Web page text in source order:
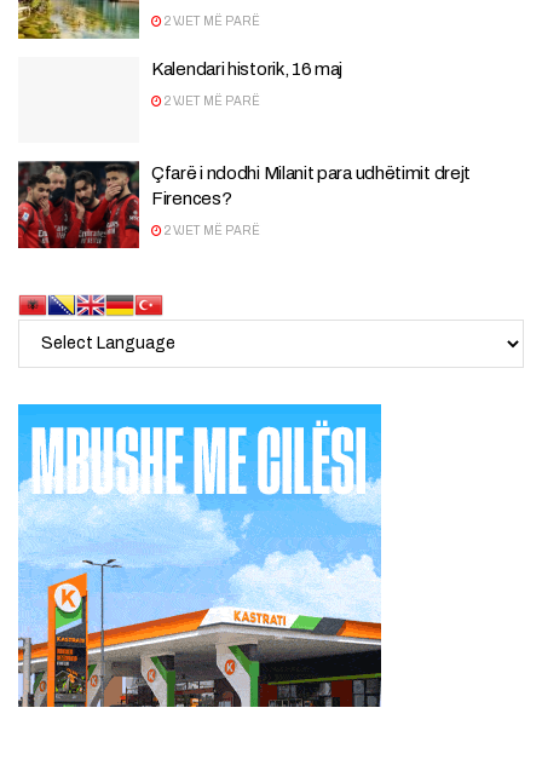
2 VJET MË PARË
Kalendari historik, 16 maj
2 VJET MË PARË
Çfarë i ndodhi Milanit para udhëtimit drejt
Firences?
2 VJET MË PARË